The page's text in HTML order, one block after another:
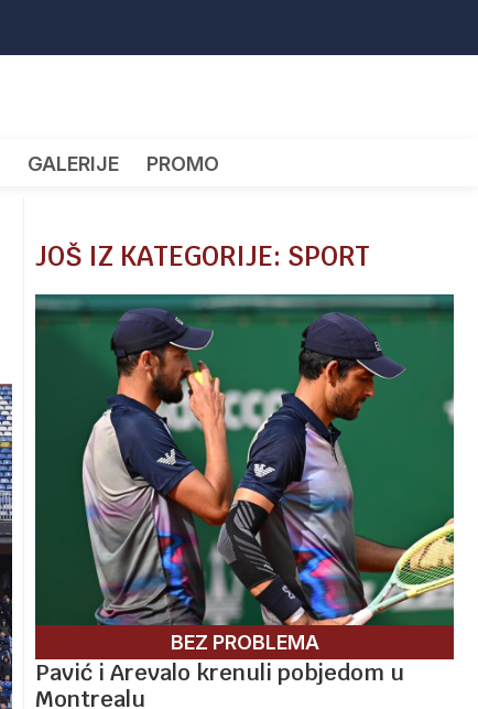
GALERIJE PROMO
JOŠ IZ KATEGORIJE: SPORT
BEZ PROBLEMA
Pavić i Arevalo krenuli pobjedom u
Montrealu